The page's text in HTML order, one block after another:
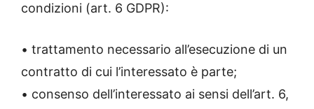
condizioni (art. 6 GDPR):
• trattamento necessario all’esecuzione di un
contratto di cui l’interessato è parte;
• consenso dell’interessato ai sensi dell’art. 6,